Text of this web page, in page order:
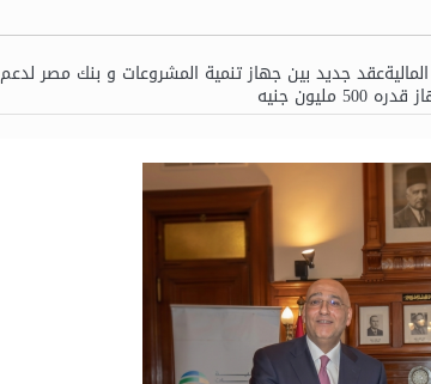
جديد بين جهاز تنمية المشروعات و بنك مصر لدعم
جنيه